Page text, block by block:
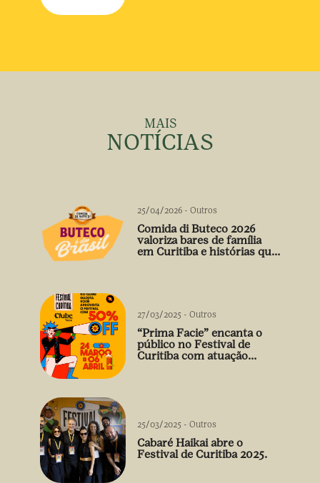
MAIS
NOTÍCIAS
25/04/2026 - Outros
Comida di Buteco 2026
valoriza bares de família
em Curitiba e histórias que
27/03/2025 - Outros
“Prima Facie” encanta o
público no Festival de
Curitiba com atuação
25/03/2025 - Outros
Cabaré Haikai abre o
Festival de Curitiba 2025.